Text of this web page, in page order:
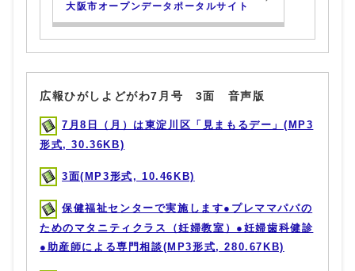
大阪市オープンデータポータルサイト
広報ひがしよどがわ7月号 3面 音声版
7月8日（月）は東淀川区「見まもるデー」(MP3
形式, 30.36KB)
3面(MP3形式, 10.46KB)
保健福祉センターで実施します●プレママパパの
ためのマタニティクラス（妊婦教室）●妊婦歯科健診
●助産師による専門相談(MP3形式, 280.67KB)